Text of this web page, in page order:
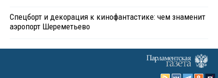
Спецборт и декорация к кинофантастике: чем знаменит
аэропорт Шереметьево